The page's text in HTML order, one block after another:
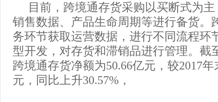
目前，跨境通存货采购以买断式为
销售数据、产品生命周期等进行备货。
务环节获取运营数据，进行不同流程环
型开发，对存货和滞销品进行管理。截
跨境通存货净额为50.66亿元，较2017年
元，同比上升30.57%，